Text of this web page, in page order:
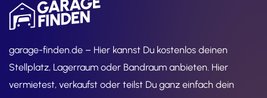
garage-finden.de – Hier kannst Du kostenlos deinen
Stellplatz, Lagerraum oder Bandraum anbieten. Hier
vermietest, verkaufst oder teilst Du ganz einfach dein